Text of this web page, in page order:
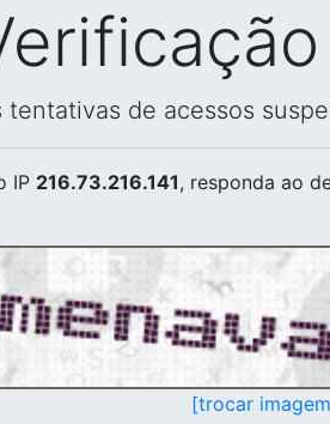
tentativas de acessos
IP 216.73.216.141, responda ao
[trocar